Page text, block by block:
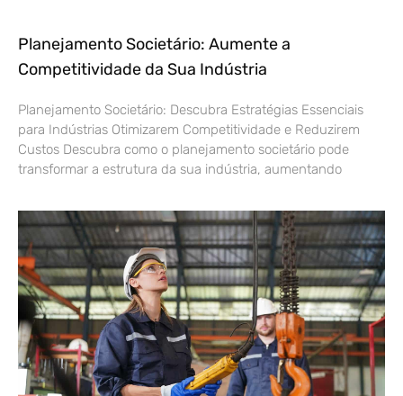
Planejamento Societário: Aumente a
Competitividade da Sua Indústria
Planejamento Societário: Descubra Estratégias Essenciais
para Indústrias Otimizarem Competitividade e Reduzirem
Custos Descubra como o planejamento societário pode
transformar a estrutura da sua indústria, aumentando